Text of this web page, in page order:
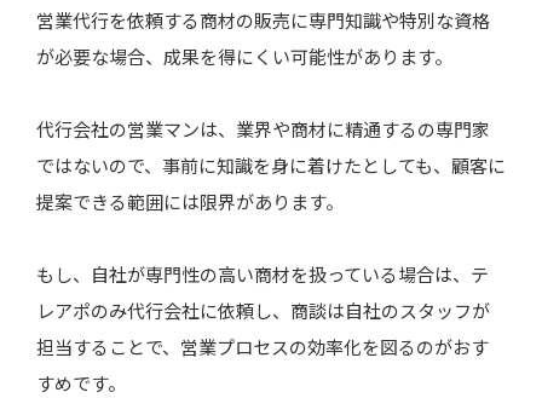
営業代行を依頼する商材の販売に専門知識や特別な資格
が必要な場合、成果を得にくい可能性があります。
代行会社の営業マンは、業界や商材に精通するの専門家
ではないので、事前に知識を身に着けたとしても、顧客に
提案できる範囲には限界があります。
もし、自社が専門性の高い商材を扱っている場合は、テ
レアポのみ代行会社に依頼し、商談は自社のスタッフが
担当することで、営業プロセスの効率化を図るのがおす
すめです。